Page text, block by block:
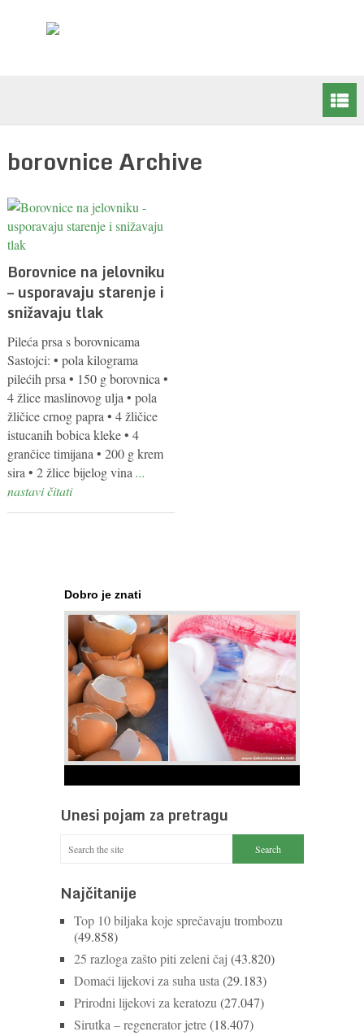
borovnice Archive
Borovnice na jelovniku
– usporavaju starenje i
snižavaju tlak
Pileća prsa s borovnicama
Sastojci: • pola kilograma
pilećih prsa • 150 g borovnica •
4 žlice maslinovog ulja • pola
žličice crnog papra • 4 žličice
istucanih bobica kleke • 4
grančice timijana • 200 g krem
sira • 2 žlice bijelog vina ...
nastavi čitati
Dobro je znati
kalcijem i drugim mineralima, te ih svakodnevno
konzumiraju milijuni ljudi širom svijeta. Osim ...
Nastavi čitati
1 2 3 4 5 6 7 8 9
Unesi pojam za pretragu
Najčitanije
Top 10 biljaka koje sprečavaju trombozu
(49.858)
25 razloga zašto piti zeleni čaj (43.820)
Domaći lijekovi za suha usta (29.183)
Prirodni lijekovi za keratozu (27.047)
Sirutka – regenerator jetre(18.407)